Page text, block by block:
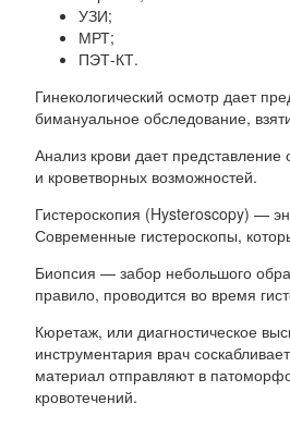
УЗИ;
МРТ;
ПЭТ-КТ.
Гинекологический осмотр дает
бимануальное обследование,
Анализ крови дает
и кроветворных возможностей.
Гистероскопия (Hysteroscopy) —
Современные гистероскопы,
Биопсия — забор небольшого
правило, проводится во время
Кюретаж, или диагностическое
инструментария врач
материал отправляют в
кровотечений.